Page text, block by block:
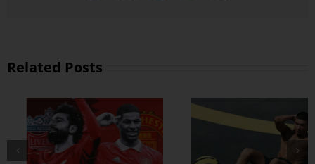
Related Posts
ထိထိရောက်ရောက်